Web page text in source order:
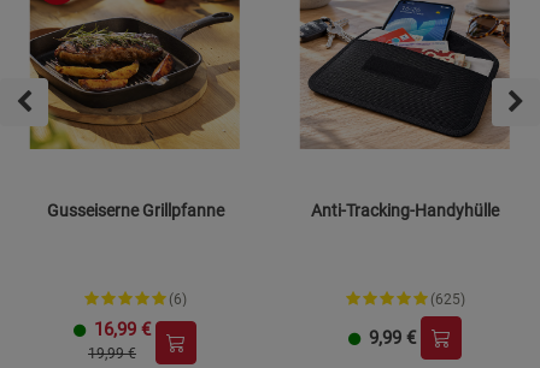
Gusseiserne Grillpfanne
(6)
16,99 €
19,99 €
Anti-Tracking-Handyhülle
(625)
9,99 €